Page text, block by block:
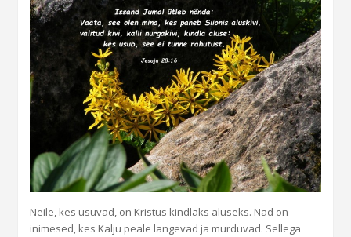
Neile, kes usuvad, on Kristus kindlaks aluseks. Nad on
inimesed, kes Kalju peale langevad ja murduvad. Sellega